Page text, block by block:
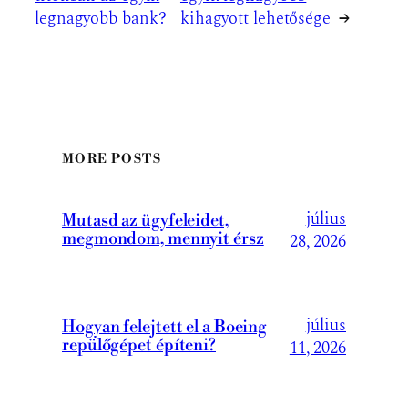
legnagyobb bank? kihagyott lehetősége →
MORE POSTS
Mutasd az ügyfeleidet,
megmondom, mennyit érsz
július
28, 2026
Hogyan felejtett el a Boeing
repülőgépet építeni?
július
11, 2026